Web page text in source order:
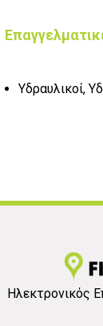
Υδραυλικοί,
Ηλεκτρονικός